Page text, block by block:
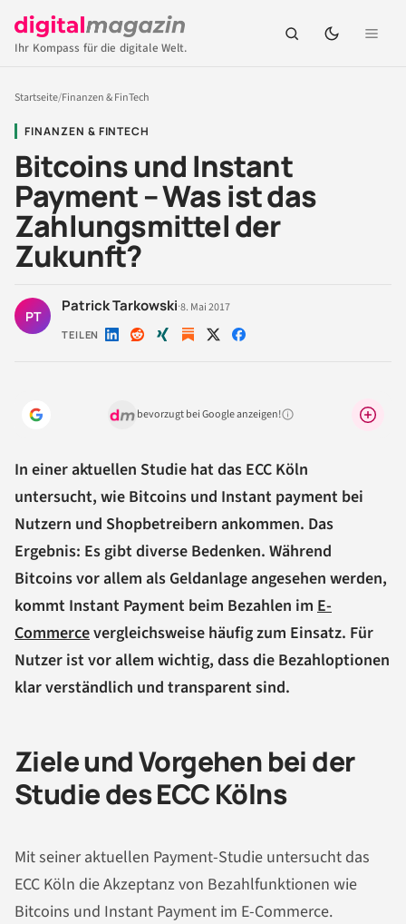
Ihr Kompass für die digitale Welt.
Startseite/Finanzen & FinTech
FINANZEN & FINTECH
Bitcoins und Instant
Payment – Was ist das
Zahlungsmittel der
Zukunft?
PT
Patrick Tarkowski·8. Mai 2017
TEILEN Auf Auf Auf Auf Auf
bevorzugt bei Google anzeigen!Warum lohnt sich das?
In einer aktuellen Studie hat das ECC Köln
untersucht, wie Bitcoins und Instant payment bei
Nutzern und Shopbetreibern ankommen. Das
Ergebnis: Es gibt diverse Bedenken. Während
Bitcoins vor allem als Geldanlage angesehen werden,
kommt Instant Payment beim Bezahlen im E-
Commercevergleichsweise häufig zum Einsatz. Für
Nutzer ist vor allem wichtig, dass die Bezahloptionen
klar verständlich und transparent sind.
Ziele und Vorgehen bei der
Studie des ECC Kölns
Mit seiner aktuellen Payment-Studie untersucht das
ECC Köln die Akzeptanz von Bezahlfunktionen wie
Bitcoins und Instant Payment im E-Commerce.